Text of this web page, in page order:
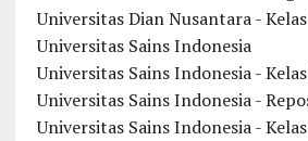
Universitas Dian Nusantara -
Universitas Sains Indonesia
Universitas Sains Indonesia -
Universitas Sains Indonesia -
Universitas Sains Indonesia -